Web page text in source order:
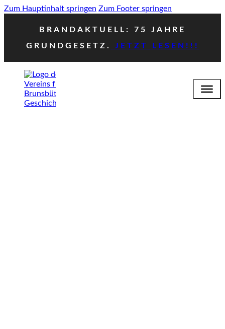
Zum Hauptinhalt springen Zum Footer springen
BRANDAKTUELL: 75 JAHRE
GRUNDGESETZ.
JETZT LESEN!!!